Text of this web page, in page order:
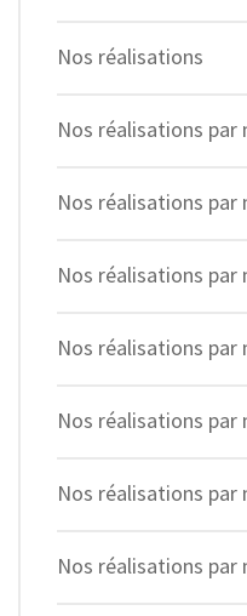
Nos réalisations
Nos réalisations par
Nos réalisations par
Nos réalisations par
Nos réalisations par
Nos réalisations par
Nos réalisations par
Nos réalisations par